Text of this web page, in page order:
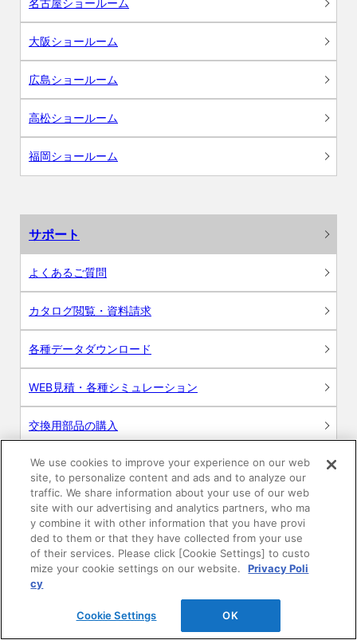
名古屋ショールーム
大阪ショールーム
広島ショールーム
高松ショールーム
福岡ショールーム
サポート
よくあるご質問
カタログ閲覧・資料請求
各種データダウンロード
WEB見積・各種シミュレーション
交換用部品の購入
修理・点検
お問い合わせ
ログイン
建築・設計関係者様向けサイト
ユーザー登録サービス
We use cookies to improve your experience on our web
site, to personalize content and ads and to analyze our
traffic. We share information about your use of our web
site with our advertising and analytics partners, who ma
y combine it with other information that you have provi
ded to them or that they have collected from your use
of their services. Please click [Cookie Settings] to custo
mize your cookie settings on our website.
Privacy Poli
cy
Cookie Settings OK